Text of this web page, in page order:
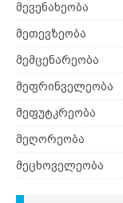
მევენახეობა
მეთევზეობა
მემცენარეობა
მეფრინველეობა
მეფუტკრეობა
მეღორეობა
მეცხოველეობა